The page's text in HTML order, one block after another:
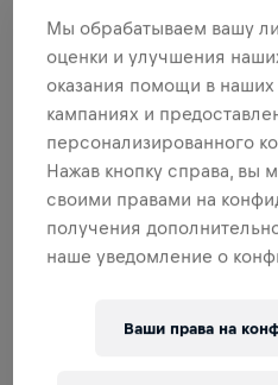
этом уникальном
поддерживает
Каждый шаг, который ты
поиску лекарства от травм
тех, кто не может,
Регистрация откроется 5
всемирному времени. Мы
только она
Мы обрабатываем вашу
оценки и улучшения
оказания помощи в наших
кампаниях и
персонализированного
Нажав кнопку справа, вы
своими правами на
получения
наше уведомление о
Ваши права на